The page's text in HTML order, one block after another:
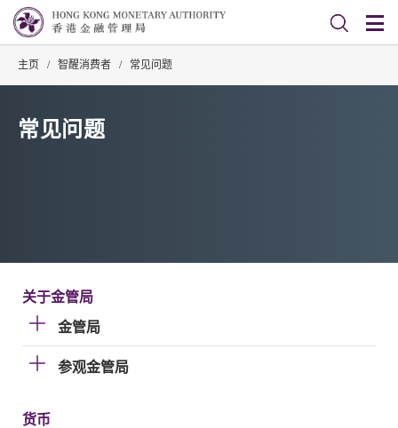
主页 / 智醒消费者 / 常见问题
常见问题
关于金管局
金管局
参观金管局
货币